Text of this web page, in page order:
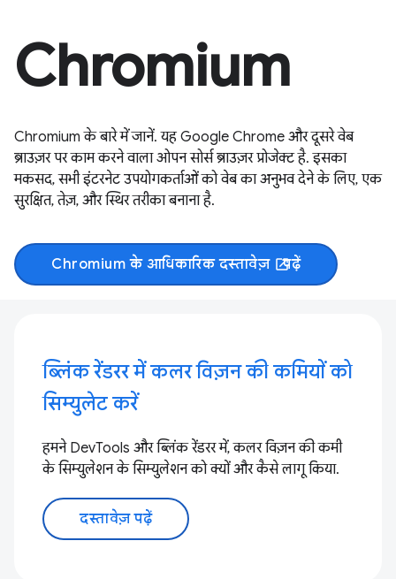
Chromium
Chromium के बारे में जानें. यह Google Chrome और दूसरे वेब
ब्राउज़र पर काम करने वाला ओपन सोर्स ब्राउज़र प्रोजेक्ट है. इसका
मकसद, सभी इंटरनेट उपयोगकर्ताओं को वेब का अनुभव देने के लिए, एक
सुरक्षित, तेज़, और स्थिर तरीका बनाना है.
Chromium के आधिकारिक दस्तावेज़ open_in_new
पढ़ें
ब्लिंक रेंडरर में कलर विज़न की कमियों को
सिम्युलेट करें
हमने DevTools और ब्लिंक रेंडरर में, कलर विज़न की कमी
के सिम्युलेशन के सिम्युलेशन को क्यों और कैसे लागू किया.
दस्तावेज़ पढ़ें